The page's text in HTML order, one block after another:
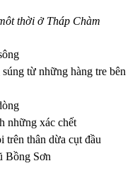
thời ở Tháp Chàm
từ những hàng tre bên
những xác chết
trên thân dừa cụt đầu
Bồng Sơn